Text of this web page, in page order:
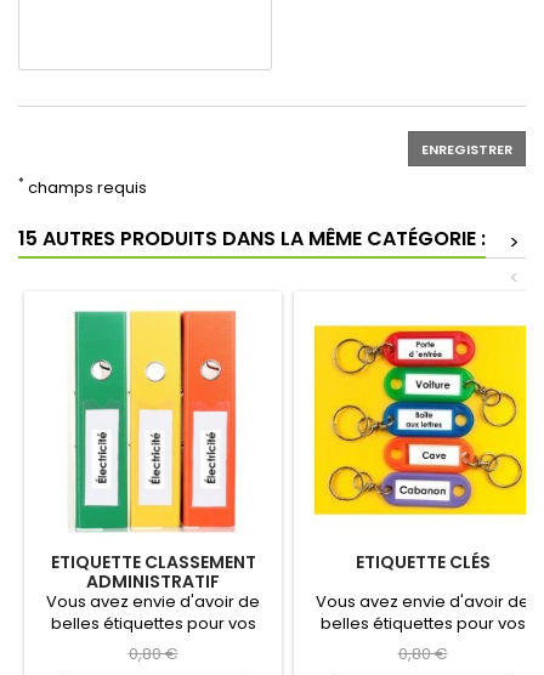
ENREGISTRER
* champs requis
15 AUTRES PRODUITS DANS LA MÊME CATÉGORIE :
>
<
ETIQUETTE CLASSEMENT
ADMINISTRATIF
Vous avez envie d'avoir de
belles étiquettes pour vos
classeurs? Vous êtes...
0,80 €
ETIQUETTE CLÉS
Vous avez envie d'avoir de
belles étiquettes pour vos
clés ? Vous êtes arrivé...
0,80 €